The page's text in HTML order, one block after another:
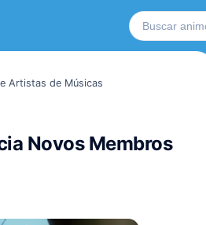
Buscar no site
Artistas de Músicas
Novos Membros